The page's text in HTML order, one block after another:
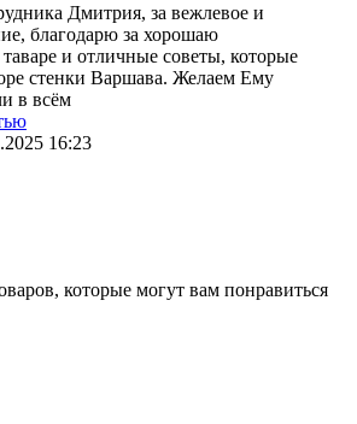
Дмитрия, за вежлевое и
благодарю за хорошаю
и отличные советы, которые
стенки Варшава. Желаем Ему
в всём
16:23
которые могут вам понравиться